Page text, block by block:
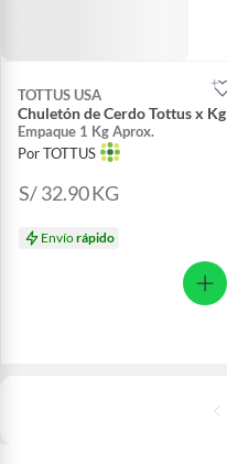
TOTTUS USA
Chuletón de Cerdo Tottus x Kg
Empaque 1 Kg Aprox.
Por TOTTUS
S/ 32.90KG
Envíorápido